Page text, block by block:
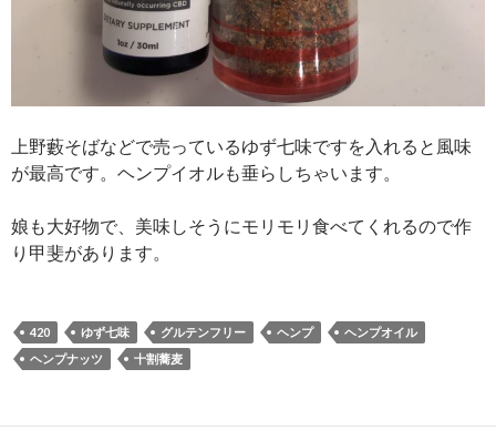
上野藪そばなどで売っているゆず七味ですを入れると風味
が最高です。ヘンプイオルも垂らしちゃいます。
娘も大好物で、美味しそうにモリモリ食べてくれるので作
り甲斐があります。
420 ゆず七味 グルテンフリー ヘンプ
ヘンプオイル
ヘンプナッツ
十割蕎麦